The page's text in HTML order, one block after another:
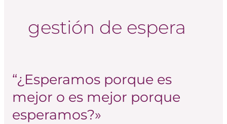
gestión de espera
“¿Esperamos porque es
mejor o es mejor porque
esperamos?»
“¿Esperamos
porque
es
mejor